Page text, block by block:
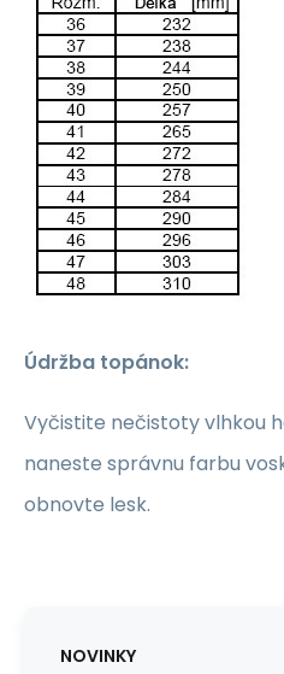
Údržba topánok:
Vyčistite nečistoty vlhkou
naneste správnu farbu
obnovte lesk.
NOVINKY